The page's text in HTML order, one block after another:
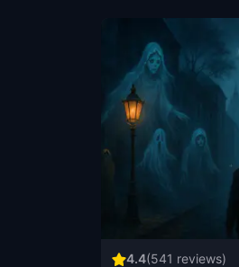
4.4(541 reviews)